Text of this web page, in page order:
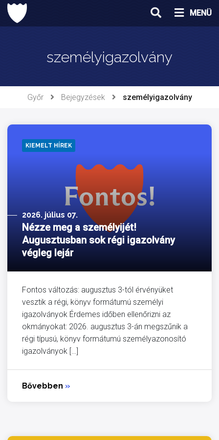
Ugrás
tartalomhoz
MENÜ
személyigazolvány
Győr Bejegyzések személyigazolvány
KIEMELT HÍREK
2026. július 07.
Nézze meg a személyijét!
Augusztusban sok régi igazolvány
végleg lejár
Fontos változás: augusztus 3-tól érvényüket
vesztik a régi, könyv formátumú személyi
igazolványok Érdemes időben ellenőrizni az
okmányokat: 2026. augusztus 3-án megszűnik a
régi típusú, könyv formátumú személyazonosító
igazolványok […]
Bővebben »